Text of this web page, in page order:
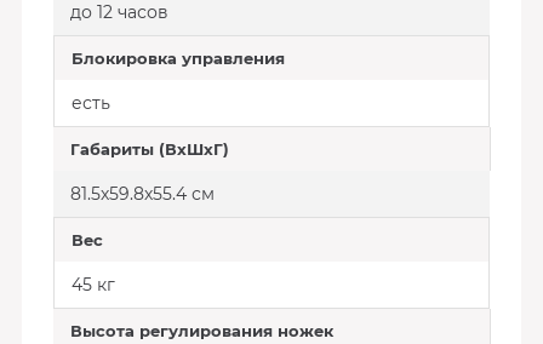
до 12 часов
Блокировка управления
есть
Габариты (ВхШхГ)
81.5х59.8х55.4 см
Вес
45 кг
Высота регулирования ножек